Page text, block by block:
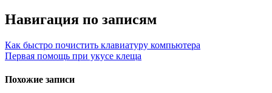
Навигация по записям
Как быстро почистить клавиатуру компьютера
Первая помощь при укусе клеща
Похожие записи